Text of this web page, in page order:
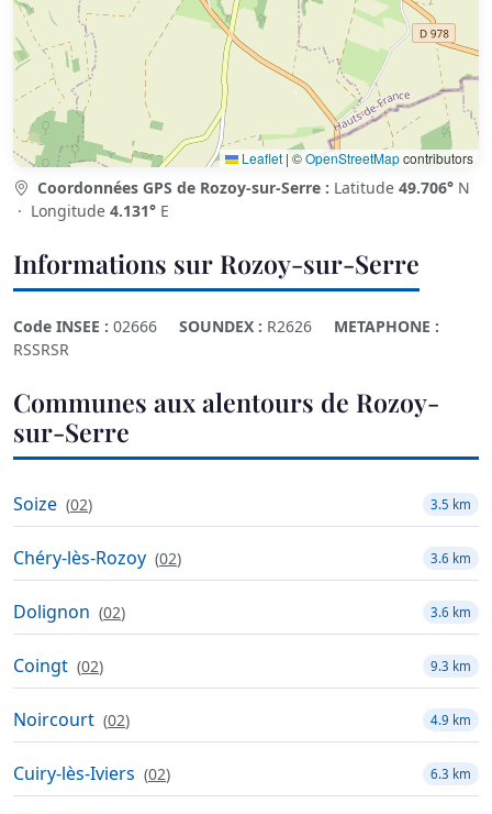
Leaflet | ©OpenStreetMapcontributors
Coordonnées GPS de Rozoy-sur-Serre : Latitude 49.706° N
· Longitude 4.131° E
Informations sur Rozoy-sur-Serre
Code INSEE : 02666 SOUNDEX : R2626
METAPHONE :
RSSRSR
Communes aux alentours de Rozoy-
sur-Serre
Soize (02) 3.5 km
Chéry-lès-Rozoy (02) 3.6 km
Dolignon (02) 3.6 km
Coingt (02) 9.3 km
Noircourt (02) 4.9 km
Cuiry-lès-Iviers (02) 6.3 km